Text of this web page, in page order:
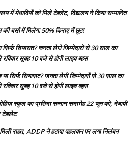
में मेधावियों को मिले टेबलेट, विद्यालय ने किया सम्मानित
की बसों में मिलेगा 50% किराए में छूट!
सिर्फ सियासत? जनता लेगी जिम्मेदारों से 30 साल का
रविवार सुबह 10 बजे से होगी लाइव बहस
सिर्फ सियासत? जनता लेगी जिम्मेदारों से 30 साल का
रविवार सुबह 10 बजे से होगी लाइव बहस
स्कूल का प्रतिभा सम्मान समारोह 22 जून को, मेधावी
टेबलेट
राहत, ADDP ने हटाया पहलवान पर लगा निलंबन